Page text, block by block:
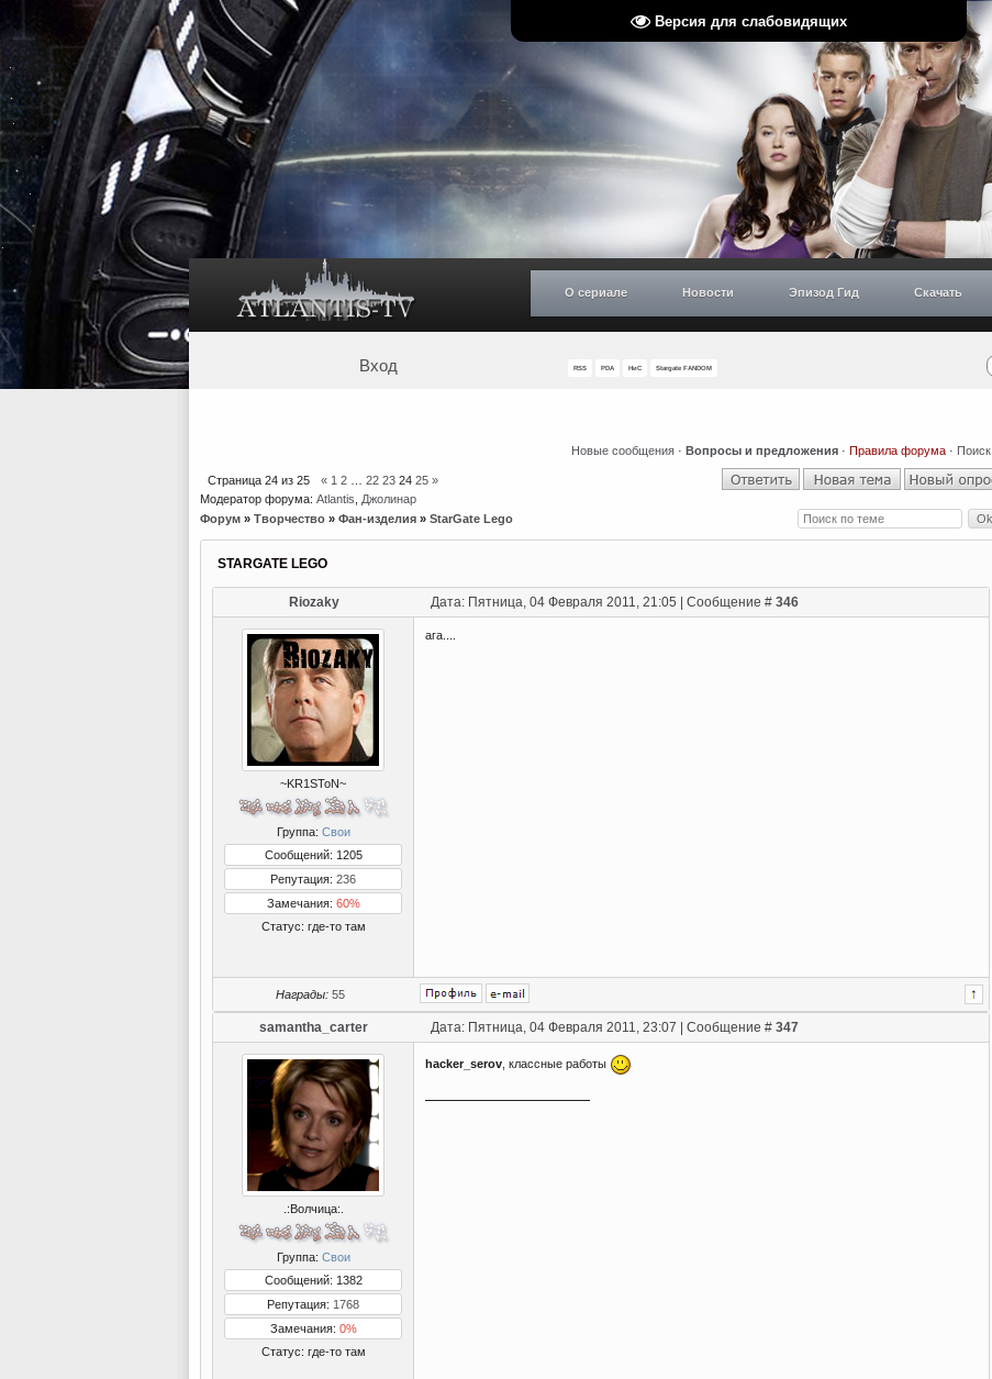
Версия для слабовидящих
О сериале Новости Эпизод Гид Скачать
Вход RSS PDA НиС Stargate FANDOM
Новые сообщения · Вопросы и предложения · Правила форума · Поиск
Страница 24 из 25 « 1 2 22 23 24 25 »
Модератор форума: Atlantis
Джолинар
Форум » Творчество » Фан-изделия » StarGate Lego
STARGATE LEGO
Riozaky Дата: Пятница, 04 Февраля 2011, 21:05 | Сообщение # 346
~KR1SToN~
Группа: Свои
Сообщений: 1205
Репутация: 236
Замечания: 60%
Статус: где-то там
ага....
Награды: 55
samantha_carter Дата: Пятница, 04 Февраля 2011, 23:07 | Сообщение # 347
.:Волчица:.
Группа: Свои
Сообщений: 1382
Репутация: 1768
Замечания: 0%
Статус: где-то там
hacker_serov , классные работы